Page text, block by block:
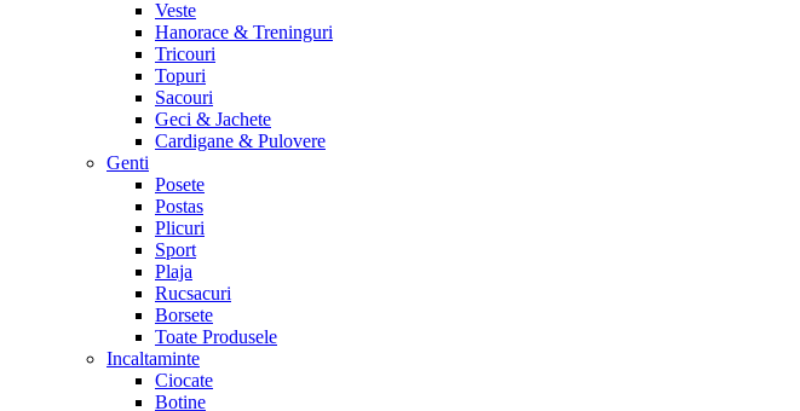
Veste
Hanorace & Treninguri
Tricouri
Topuri
Sacouri
Geci & Jachete
Cardigane & Pulovere
Genti
Posete
Postas
Plicuri
Sport
Plaja
Rucsacuri
Borsete
Toate Produsele
Incaltaminte
Ciocate
Botine